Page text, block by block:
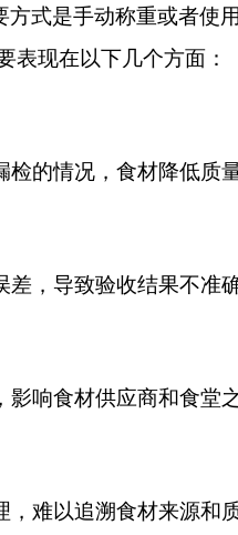
式是手动称重或者使
表现在以下几个方面：
的情况，食材降低质
，导致验收结果不准
响食材供应商和食堂
难以追溯食材来源和质